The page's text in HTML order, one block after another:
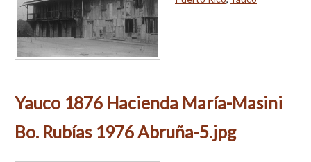
Yauco 1876 Hacienda María-Masini
Bo. Rubías 1976 Abruña-5.jpg